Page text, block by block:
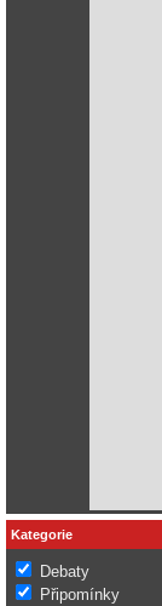
Kategorie
Debaty
Připomínky